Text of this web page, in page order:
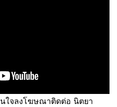
ใจลงโฆษณาติดต่อ นิตยา